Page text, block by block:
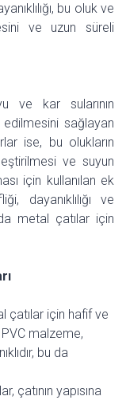
bu oluk ve
ve uzun süreli
ve kar sularının
sağlayan
ise, bu olukların
ve suyun
için kullanılan ek
dayanıklılığı ve
metal çatılar için
çatılar için hafif ve
malzeme,
bu da
çatının yapısına